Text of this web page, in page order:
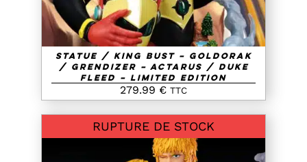
Statue / King Bust – Goldorak
/ Grendizer – Actarus / Duke
Fleed – Limited Edition
279.99 € TTC
RUPTURE DE STOCK